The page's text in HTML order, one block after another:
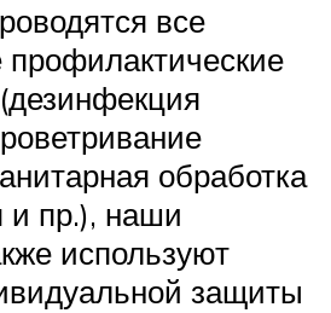
все
профилактические
обработка
и пр.), наши
используют
защиты